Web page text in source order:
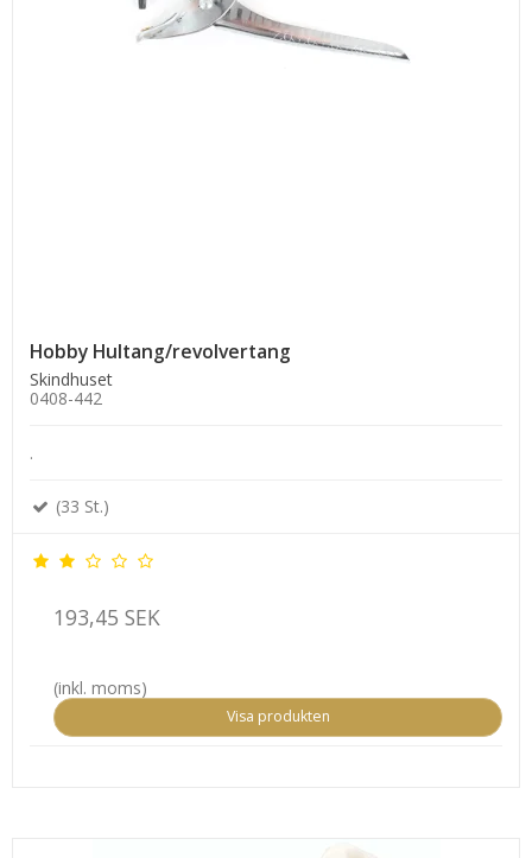
Hobby Hultang/revolvertang
Skindhuset
0408-442
.
(33 St.)
193,45 SEK
(inkl. moms)
Visa produkten